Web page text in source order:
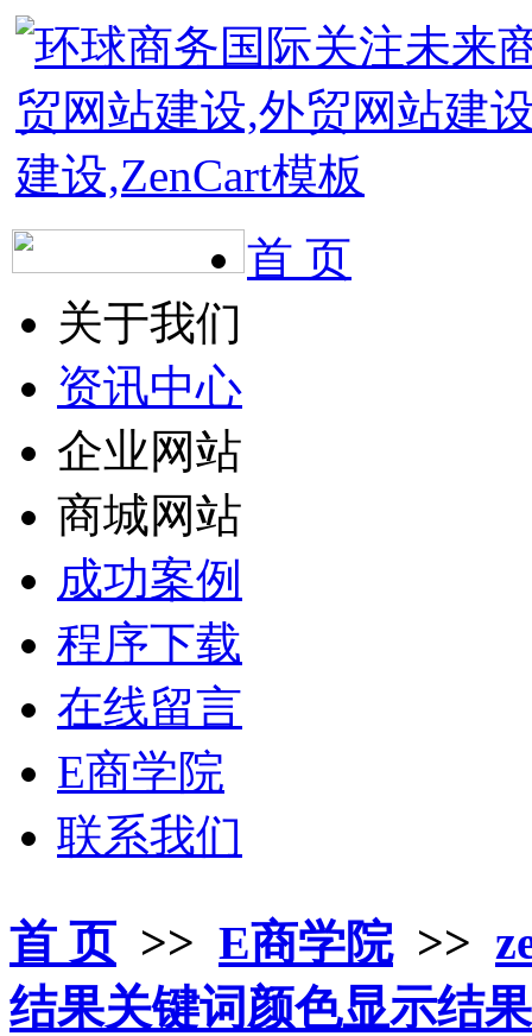
首 页
关于我们
资讯中心
企业网站
商城网站
成功案例
程序下载
在线留言
E商学院
联系我们
首 页>> E商学院>>
结果关键词颜色显示结果